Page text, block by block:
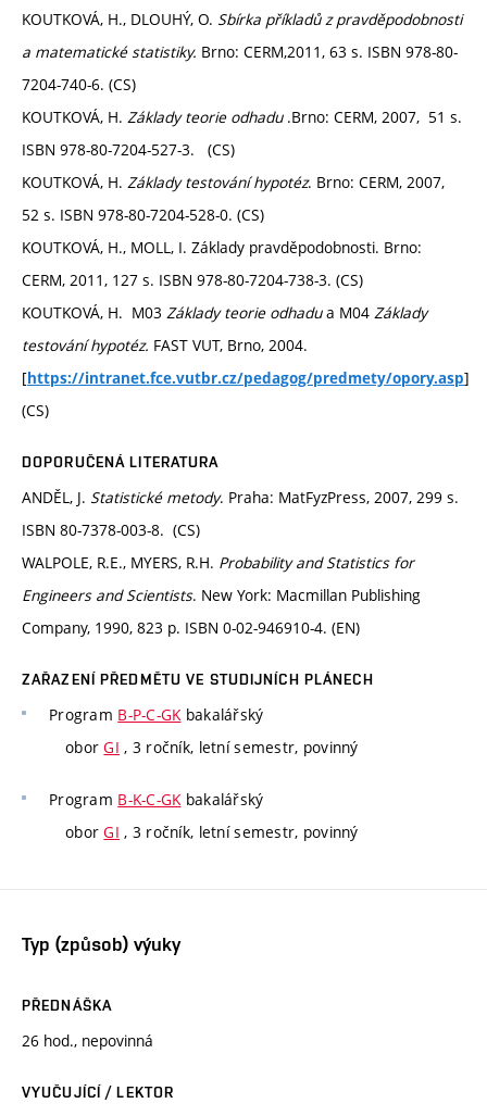
KOUTKOVÁ, H., DLOUHÝ, O. Sbírka příkladů z pravděpodobnosti
a matematické statistiky. Brno: CERM,2011, 63 s. ISBN 978-80-
7204-740-6. (CS)
KOUTKOVÁ, H. Základy teorie odhadu .Brno: CERM, 2007, 51 s.
ISBN 978-80-7204-527-3. (CS)
KOUTKOVÁ, H. Základy testování hypotéz. Brno: CERM, 2007,
52 s. ISBN 978-80-7204-528-0. (CS)
KOUTKOVÁ, H., MOLL, I. Základy pravděpodobnosti. Brno:
CERM, 2011, 127 s. ISBN 978-80-7204-738-3. (CS)
KOUTKOVÁ, H. M03 Základy teorie odhadua M04 Základy
testování hypotéz. FAST VUT, Brno, 2004.
[https://intranet.fce.vutbr.cz/pedagog/predmety/opory.asp]
(CS)
DOPORUČENÁ LITERATURA
ANDĚL, J. Statistické metody. Praha: MatFyzPress, 2007, 299 s.
ISBN 80-7378-003-8. (CS)
WALPOLE, R.E., MYERS, R.H. Probability and Statistics for
Engineers and Scientists. New York: Macmillan Publishing
Company, 1990, 823 p. ISBN 0-02-946910-4. (EN)
ZAŘAZENÍ PŘEDMĚTU VE STUDIJNÍCH PLÁNECH
Program B-P-C-GKbakalářský
oborGI , 3 ročník, letní semestr, povinný
Program B-K-C-GK bakalářský
oborGI , 3 ročník, letní semestr, povinný
Typ (způsob) výuky
PŘEDNÁŠKA
26 hod., nepovinná
VYUČUJÍCÍ / LEKTOR